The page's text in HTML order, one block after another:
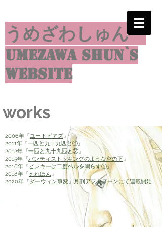
うめざわしゅん
umezawa shun`s
website
works
2006年『ユートピアズ』
2011年『一匹と九十九匹と①』
2012年『一匹と九十九匹と②』
2015年『パンティストッキングのような空の下』
2016年『 ピンキーは二度ベルを鳴らす①』
2018年『 えれほん』
2020年『ダーウィン事変』月刊アフタヌーンにて連載開始